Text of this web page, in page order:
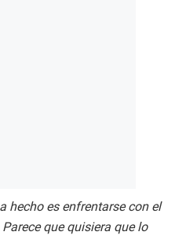
hecho es enfrentarse con el
que quisiera que lo